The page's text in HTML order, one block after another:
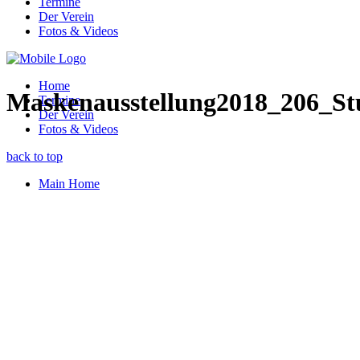
Der Verein
Fotos & Videos
Home
Termine
Der Verein
Fotos & Videos
back to top
Main Home